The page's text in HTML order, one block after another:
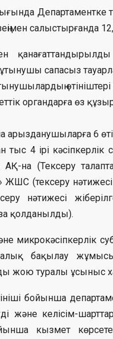
Департаментке
салыстырғанда
сапасыз
органдарға өз
6
4 ірі кәсіпкерлік
АҚ-на (Тексеру
ЖШС (тексеру
нәтижесі
қолданылды).
бақылау
жою туралы ұсыныс
бойынша
және келісім-
кызмет